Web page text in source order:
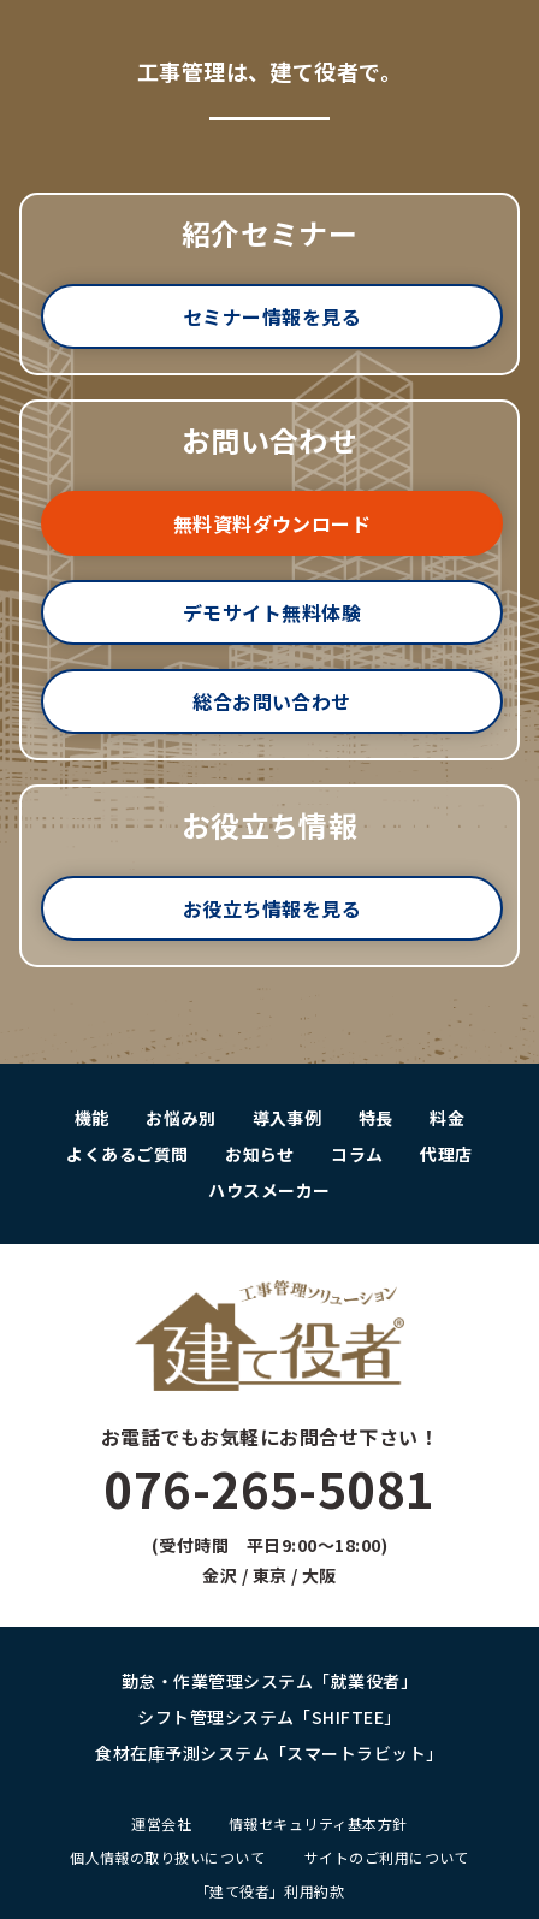
工事管理は、建て役者で。
紹介セミナー
セミナー情報を見る
お問い合わせ
無料資料ダウンロード
デモサイト無料体験
総合お問い合わせ
お役立ち情報
お役立ち情報を見る
機能 お悩み別 導入事例 特長
料金
よくあるご質問
お知らせ コラム
代理店
ハウスメーカー
お電話でもお気軽にお問合せ下さい！
076-265-5081
(受付時間 平日9:00～18:00)
金沢 / 東京 / 大阪
勤怠・作業管理システム「就業役者」
シフト管理システム「SHIFTEE」
食材在庫予測システム「スマートラビット」
運営会社
情報セキュリティ基本方針
個人情報の取り扱いについて
サイトのご利用について
「建て役者」利用約款